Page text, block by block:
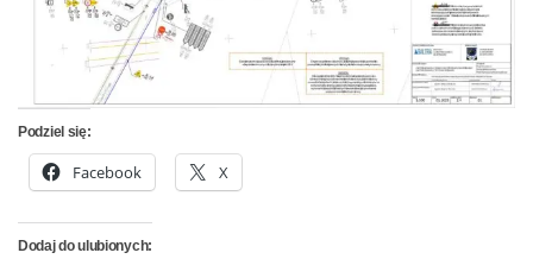
Podziel się:
Facebook X
Dodaj do ulubionych: